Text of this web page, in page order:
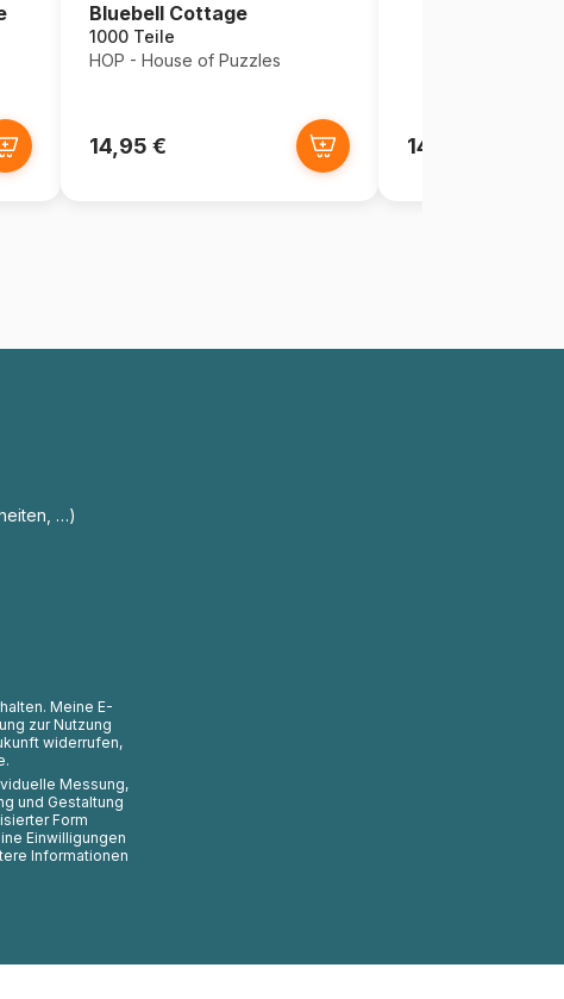
Bluebell Cottage
1000 Teile
HOP - House of Puzzles
14,95 € 14,95 €
…)
Meine E-
zur Nutzung
widerrufen,
Messung,
und Gestaltung
Form
Einwilligungen
Informationen